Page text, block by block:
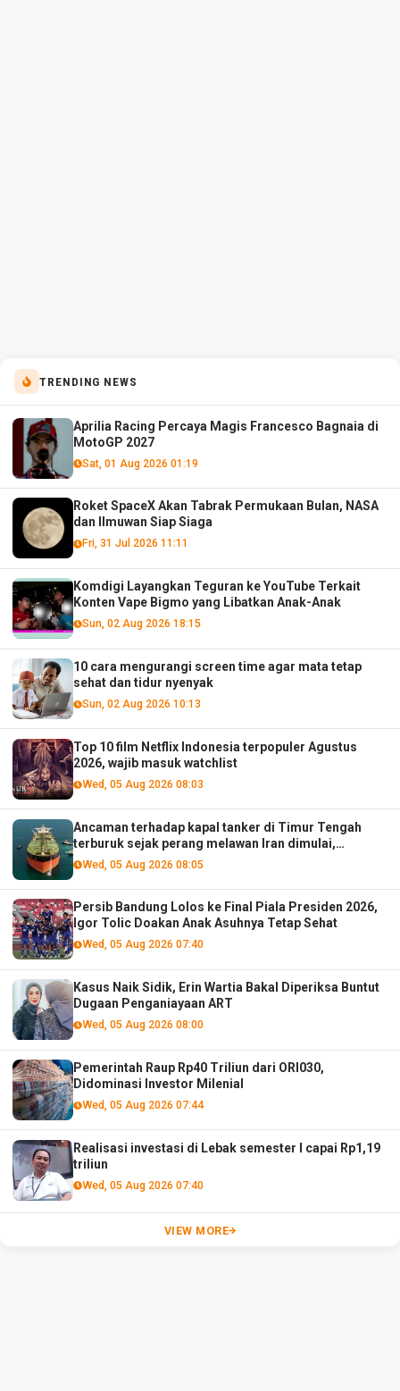
TRENDING NEWS
Aprilia Racing Percaya Magis Francesco Bagnaia di
MotoGP 2027
Sat, 01 Aug 2026 01:19
Roket SpaceX Akan Tabrak Permukaan Bulan, NASA
dan Ilmuwan Siap Siaga
Fri, 31 Jul 2026 11:11
Komdigi Layangkan Teguran ke YouTube Terkait
Konten Vape Bigmo yang Libatkan Anak-Anak
Sun, 02 Aug 2026 18:15
10 cara mengurangi screen time agar mata tetap
sehat dan tidur nyenyak
Sun, 02 Aug 2026 10:13
Top 10 film Netflix Indonesia terpopuler Agustus
2026, wajib masuk watchlist
Wed, 05 Aug 2026 08:03
Ancaman terhadap kapal tanker di Timur Tengah
terburuk sejak perang melawan Iran dimulai,
menurut analis
Wed, 05 Aug 2026 08:05
Persib Bandung Lolos ke Final Piala Presiden 2026,
Igor Tolic Doakan Anak Asuhnya Tetap Sehat
Wed, 05 Aug 2026 07:40
Kasus Naik Sidik, Erin Wartia Bakal Diperiksa Buntut
Dugaan Penganiayaan ART
Wed, 05 Aug 2026 08:00
Pemerintah Raup Rp40 Triliun dari ORI030,
Didominasi Investor Milenial
Wed, 05 Aug 2026 07:44
Realisasi investasi di Lebak semester I capai Rp1,19
triliun
Wed, 05 Aug 2026 07:40
VIEW MORE